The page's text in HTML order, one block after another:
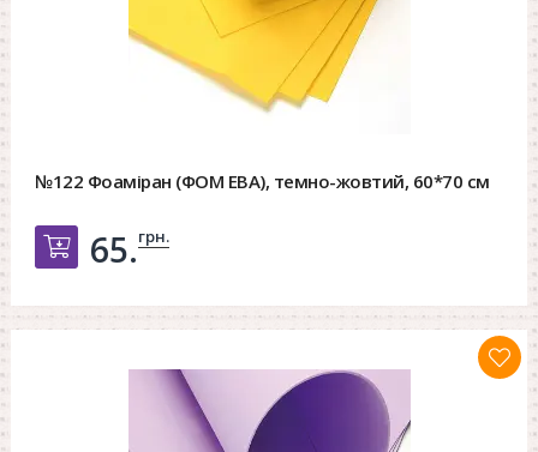
№122 Фоаміран (ФОМ ЕВА), темно-жовтий, 60*70 см
Добавить в корзину
65.грн.